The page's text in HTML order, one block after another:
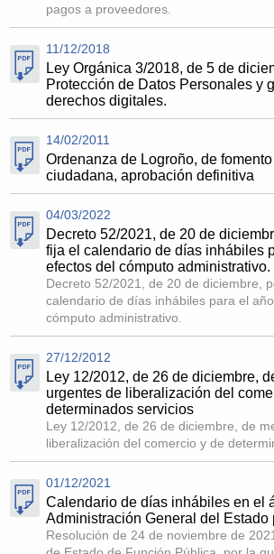
pagos a proveedores.
11/12/2018
Ley Orgánica 3/2018, de 5 de
Protección de Datos Personales y
derechos digitales.
14/02/2011
Ordenanza de Logroño, de
ciudadana, aprobación definitiva
04/03/2022
Decreto 52/2021, de 20 de
fija el calendario de días inhábiles
efectos del cómputo administrativo.
Decreto 52/2021, de 20 de diciembre,
calendario de días inhábiles para el
cómputo administrativo.
27/12/2012
Ley 12/2012, de 26 de diciembre,
urgentes de liberalización del
determinados servicios
Ley 12/2012, de 26 de diciembre, de
liberalización del comercio y de
01/12/2021
Calendario de días inhábiles en el
Administración General del Estado
Resolución de 24 de noviembre de